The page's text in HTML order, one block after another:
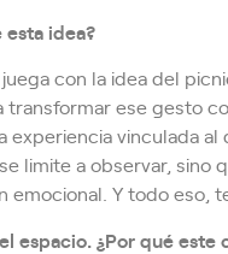
esta idea?
con la idea del
transformar ese gesto
vinculada
limite a observar, sino
emocional. Y todo eso,
espacio. ¿Por qué este